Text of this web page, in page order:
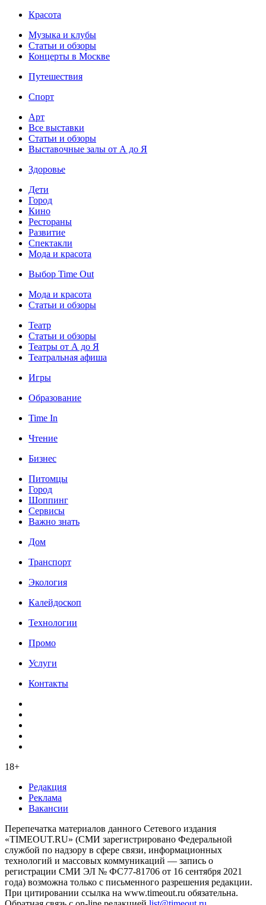
Красота
Музыка и клубы
Статьи и обзоры
Концерты в Москве
Путешествия
Спорт
Арт
Все выставки
Статьи и обзоры
Выставочные залы от А до Я
Здоровье
Дети
Город
Кино
Рестораны
Развитие
Спектакли
Мода и красота
Выбор Time Out
Мода и красота
Статьи и обзоры
Театр
Статьи и обзоры
Театры от А до Я
Театральная афиша
Игры
Образование
Time In
Чтение
Бизнес
Питомцы
Город
Шоппинг
Сервисы
Важно знать
Дом
Транспорт
Экология
Калейдоскоп
Технологии
Промо
Услуги
Контакты
18+
Редакция
Реклама
Вакансии
Перепечатка материалов данного Сетевого издания
«TIMEOUT.RU» (СМИ зарегистрировано Федеральной
службой по надзору в сфере связи, информационных
технологий и массовых коммуникаций — запись о
регистрации СМИ ЭЛ № ФС77-81706 от 16 сентября 2021
года) возможна только с письменного разрешения редакции.
При цитировании ссылка на www.timeout.ru обязательна.